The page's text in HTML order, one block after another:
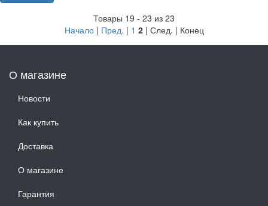
Товары 19 - 23 из 23
Начало| Пред. | 1 2| След. | Конец
О магазине
Новости
Как купить
Доставка
О магазине
Гарантия